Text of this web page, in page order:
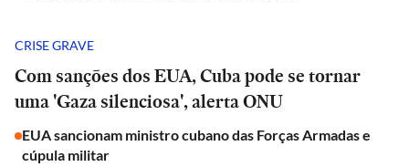
CRISE GRAVE
Com sanções dos EUA, Cuba pode se tornar
uma 'Gaza silenciosa', alerta ONU
EUA sancionam ministro cubano das Forças Armadas e
cúpula militar